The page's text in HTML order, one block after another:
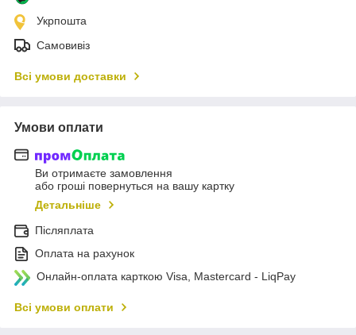
Укрпошта
Самовивіз
Всі умови доставки
Умови оплати
Ви отримаєте замовлення
або гроші повернуться на вашу картку
Детальніше
Післяплата
Оплата на рахунок
Онлайн-оплата карткою Visa, Mastercard - LiqPay
Всі умови оплати